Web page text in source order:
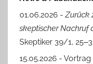
01.06.2026 -Zurück
skeptischer Nachruf
Skeptiker 39/1,
15.05.2026 -